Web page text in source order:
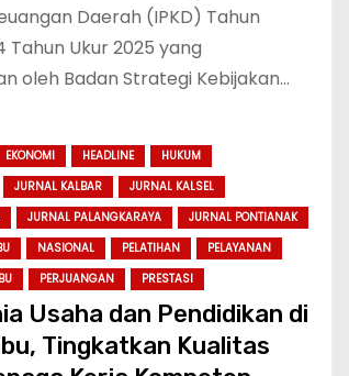
Daerah (IPKD) Tahun
Tahun Ukur 2025 yang
oleh Badan Strategi Kebijakan…
EKONOMI HEADLINE
HUKUM
JURNAL KALBAR
JURNAL KALSEL
JURNAL PALANGKARAYA
JURNAL PONTIANAK
NASIONAL PELATIHAN
PELAYANAN
PERJUANGAN PRESTASI
Usaha dan Pendidikan di
Tingkatkan Kualitas